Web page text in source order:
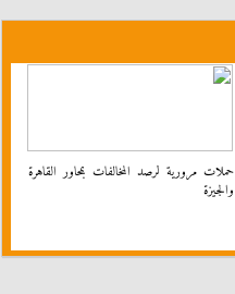
حملات مرورية لرصد المخالفات بمحاور القاهرة
والجيزة